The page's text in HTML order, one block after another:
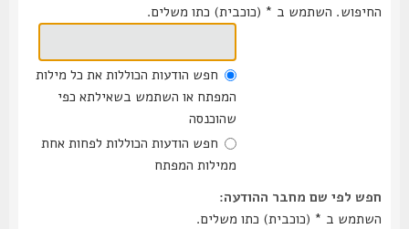
החיפוש. השתמש ב * (כוכבית) כתו משלים.
חפש הודעות הכוללות את כל מילות
המפתח או השתמש בשאילתא כפי
שהוכנסה
חפש הודעות הכוללות לפחות אחת
ממילות המפתח
חפש לפי שם מחבר ההודעה:
השתמש ב * (כוכבית) כתו משלים.